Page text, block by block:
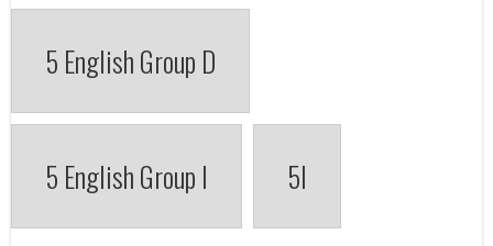
5 English Group D
5 English Group I 5I